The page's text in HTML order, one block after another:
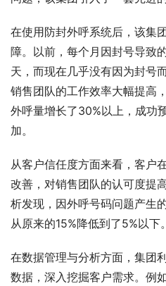
在使用防封外呼系统后，该集
障。以前，每个月因封号导致
天，而现在几乎没有因为封号
销售团队的工作效率大幅提高
外呼量增长了30%以上，成功
加。
从客户信任度方面来看，客户
改善，对销售团队的认可度提
析发现，因外呼号码问题产生
从原来的15%降低到了5%以下。
在数据管理与分析方面，集团
数据，深入挖掘客户需求。例